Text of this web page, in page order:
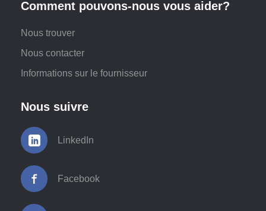
Comment pouvons-nous vous aider?
Nous trouver
Nous contacter
Informations sur le fournisseur
Nous suivre
LinkedIn
Facebook